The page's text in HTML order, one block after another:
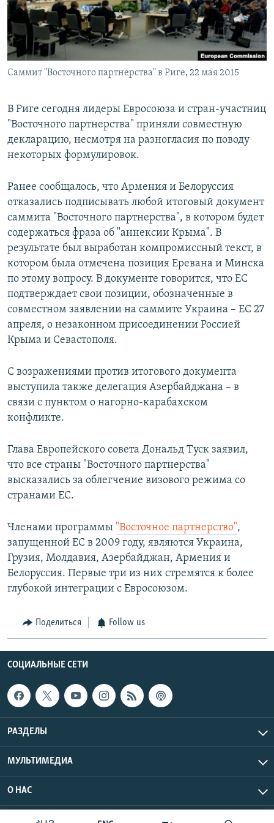
Հայերեն
English
Русский
Саммит "Восточного партнерства" в Риге, 22 мая 2015
В Риге сегодня лидеры Евросоюза и стран-участниц
"Восточного партнерства" приняли совместную
декларацию, несмотря на разногласия по поводу
некоторых формулировок.
Ранее сообщалось, что Армения и Белоруссия
отказались подписывать любой итоговый документ
саммита "Восточного партнерства", в котором будет
содержаться фраза об "аннексии Крыма". В
результате был выработан компромиссный текст, в
котором была отмечена позиция Еревана и Минска
по этому вопросу. В документе говорится, что ЕС
подтверждает свои позиции, обозначенные в
совместном заявлении на саммите Украина – ЕС 27
апреля, о незаконном присоединении Россией
Крыма и Севастополя.
С возражениями против итогового документа
выступила также делегация Азербайджана – в
связи с пунктом о нагорно-карабахском
конфликте.
Глава Европейского совета Дональд Туск заявил,
что все страны "Восточного партнерства"
высказались за облегчение визового режима со
странами ЕС.
Членами программы "Восточное партнерство",
запущенной ЕС в 2009 году, являются Украина,
Грузия, Молдавия, Азербайджан, Армения и
Белоруссия. Первые три из них стремятся к более
глубокой интеграции с Евросоюзом.
Поделиться Follow us
СОЦИАЛЬНЫЕ СЕТИ
РАЗДЕЛЫ
МУЛЬТИМЕДИА
О НАС